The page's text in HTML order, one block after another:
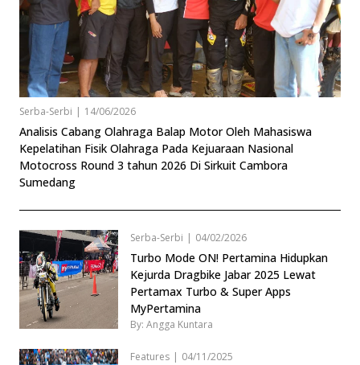
Serba-Serbi | 14/06/2026
Analisis Cabang Olahraga Balap Motor Oleh Mahasiswa
Kepelatihan Fisik Olahraga Pada Kejuaraan Nasional
Motocross Round 3 tahun 2026 Di Sirkuit Cambora
Sumedang
Serba-Serbi | 04/02/2026
Turbo Mode ON! Pertamina Hidupkan
Kejurda Dragbike Jabar 2025 Lewat
Pertamax Turbo & Super Apps
MyPertamina
By: Angga Kuntara
Features | 04/11/2025